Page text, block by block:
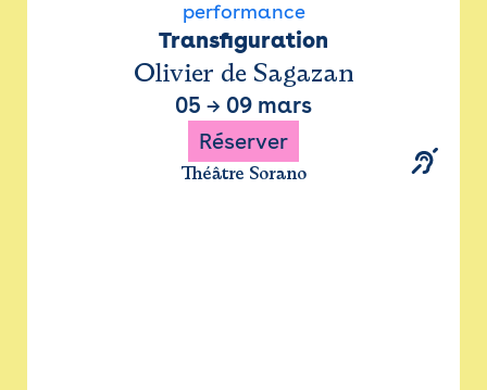
performance
Transfiguration
Olivier de Sagazan
05 → 09 mars
Réserver
Théâtre Sorano